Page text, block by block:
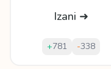
Izani ➜
+781 -338